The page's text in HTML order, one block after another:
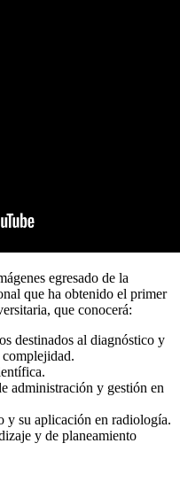
egresado de la
que ha obtenido el primer
que conocerá:
destinados al diagnóstico y
administración y gestión en
y su aplicación en radiología.
y de planeamiento